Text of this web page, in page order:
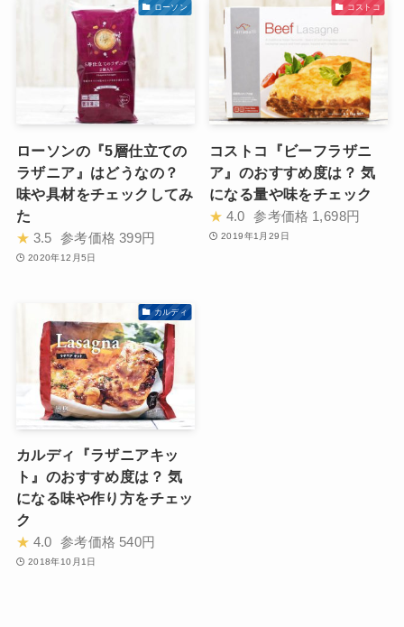
ローソン
ローソンの『5層仕立ての
ラザニア』はどうなの？
味や具材をチェックしてみ
た
★ 3.5 参考価格 399円
2020年12月5日
コストコ
コストコ『ビーフラザニ
ア』のおすすめ度は？ 気
になる量や味をチェック
★ 4.0 参考価格 1,698円
2019年1月29日
カルディ
カルディ『ラザニアキッ
ト』のおすすめ度は？ 気
になる味や作り方をチェッ
ク
★ 4.0 参考価格 540円
2018年10月1日